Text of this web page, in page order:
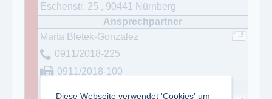
Eschenstr. 25 , 90441 Nürnberg
Marta Bletek-Gonzalez
0911/2018-225
0911/2018-100
Diese Webseite verwendet 'Cookies' um